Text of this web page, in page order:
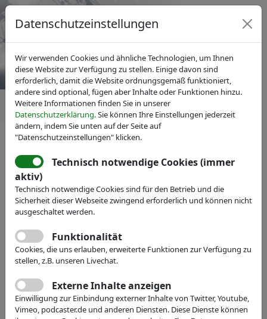
News
Datenschutzeinstellungen
Wir verwenden Cookies und ähnliche Technologien, um Ihnen
diese Website zur Verfügung zu stellen. Einige davon sind
erforderlich, damit die Website ordnungsgemäß funktioniert,
andere sind optional, fügen aber Inhalte oder Funktionen hinzu.
Weitere Informationen finden Sie in unserer
Datenschutzerklärung. Sie können Ihre Einstellungen jederzeit
ändern, indem Sie unten auf der Seite auf
"Datenschutzeinstellungen" klicken.
Technisch notwendige Cookies (immer
aktiv)
Technisch notwendige Cookies sind für den Betrieb und die
Sicherheit dieser Webseite zwingend erforderlich und können nicht
ausgeschaltet werden.
Funktionalität
Cookies, die uns erlauben, erweiterte Funktionen zur Verfügung zu
stellen, z.B. unseren Livechat.
Externe Inhalte anzeigen
Einwilligung zur Einbindung externer Inhalte von Twitter, Youtube,
Vimeo, podcaster.de und anderen Diensten. Diese Dienste können